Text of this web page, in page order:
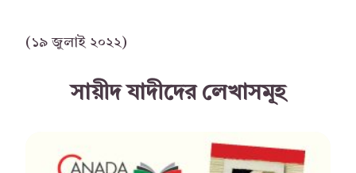
(১৯ জুলাই ২০২২)
সায়ীদ যাদীদের লেখাসমূহ